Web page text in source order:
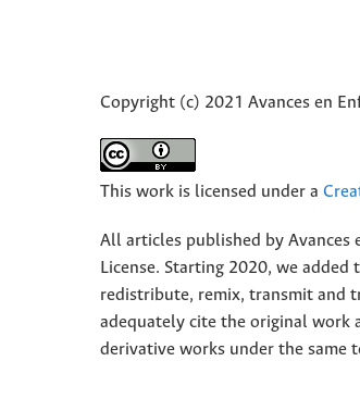
Copyright (c) 2021 Avances en
This work is licensed under a
All articles published by Avances
License. Starting 2020, we added
redistribute, remix, transmit and
adequately cite the original work
derivative works under the same